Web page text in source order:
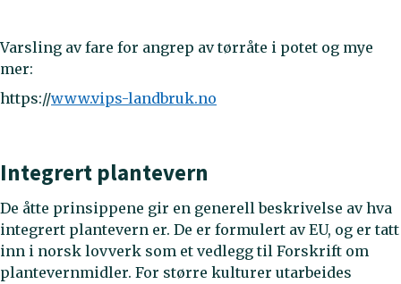
Varsling av fare for angrep av tørråte i potet og mye
mer:
https://www.vips-landbruk.no
Integrert plantevern
De åtte prinsippene gir en generell beskrivelse av hva
integrert plantevern er. De er formulert av EU, og er tatt
inn i norsk lovverk som et vedlegg til Forskrift om
plantevernmidler. For større kulturer utarbeides